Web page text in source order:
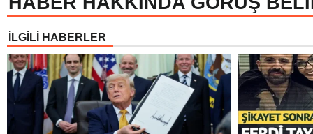
İLGİLİ HABERLER